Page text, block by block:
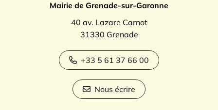
Mairie de Grenade-sur-Garonne
40 av. Lazare Carnot
31330 Grenade
+33 5 61 37 66 00
Nous écrire